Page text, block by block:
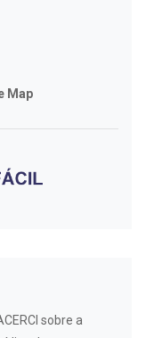
Map
sobre a